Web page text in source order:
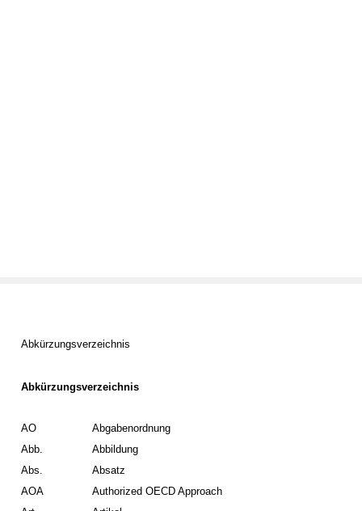
Abkürzungsverzeichnis
Abkürzungsverzeichnis
AO
Abgabenordnung
Abb.
Abbildung
Abs.
Absatz
AOA
Authorized OECD Approach